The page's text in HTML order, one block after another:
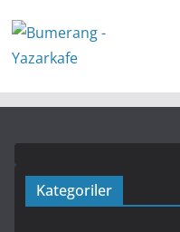
Kategoriler